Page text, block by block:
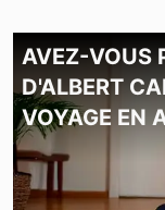
AVEZ-VOUS
D'ALBERT
VOYAGE EN